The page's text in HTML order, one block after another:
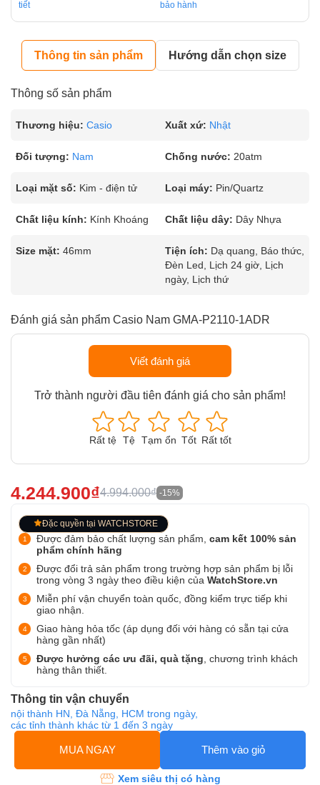
tiết
bảo hành
Thông tin sản phẩm Hướng dẫn chọn size
Thông số sản phẩm
Thương hiệu: Casio Xuất xứ: Nhật
Đối tượng: Nam Chống nước: 20atm
Loại mặt số: Kim - điện tử Loại máy: Pin/Quartz
Chất liệu kính: Kính Khoáng Chất liệu dây: Dây Nhựa
Size mặt: 46mm Tiện ích: Dạ quang, Báo thức,
Đèn Led, Lịch 24 giờ, Lịch
ngày, Lịch thứ
Đánh giá sản phẩm Casio Nam GMA-P2110-1ADR
Viết đánh giá
Trở thành người đầu tiên đánh giá cho sản phẩm!
Rất tệ Tệ Tạm ổn Tốt Rất tốt
4.244.900₫4.994.000₫ -15%
Đặc quyền tại WATCHSTORE
Được đảm bảo chất lượng sản phẩm, cam kết 100% sản
phẩm chính hãng
Được đổi trả sản phẩm trong trường hợp sản phẩm bị lỗi
trong vòng 3 ngày theo điều kiện của WatchStore.vn
Miễn phí vận chuyển toàn quốc, đồng kiểm trực tiếp khi
giao nhận.
Giao hàng hỏa tốc (áp dụng đối với hàng có sẵn tại cửa
hàng gần nhất)
Được hưởng các ưu đãi, quà tặng , chương trình khách
hàng thân thiết.
Thông tin vận chuyển
nội thành HN, Đà Nẵng, HCM trong ngày,
các tỉnh thành khác từ 1 đến 3 ngày
MUA NGAY Thêm vào giỏ
Xem siêu thị có hàng